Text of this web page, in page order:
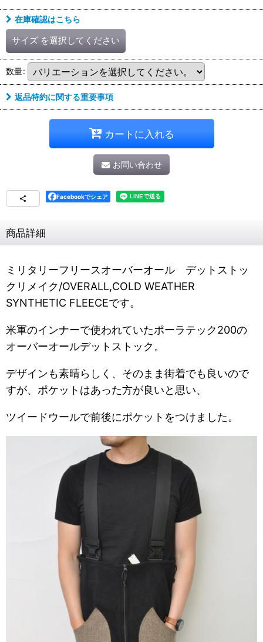
在庫確認はこちら
サイズ を選択してください
数量:
返品特約に関する重要事項
カートに入れる
お問い合わせ
Facebookでシェア
商品詳細
ミリタリーフリースオーバーオール デットストッ
クリメイク/OVERALL,COLD WEATHER
SYNTHETIC FLEECEです。
米軍のインナーで使われていたポーラテック200の
オーバーオールデットストック。
デザインも素晴らしく、そのまま街着でも良いので
すが、ポケットはあった方が良いと思い、
ツイードウールで前後にポケットをつけました。